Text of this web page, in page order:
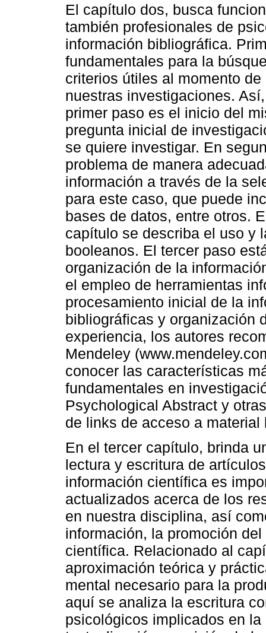
El capítulo dos, busca
también profesionales de
información bibliográfica.
fundamentales para la
criterios útiles al momento
nuestras investigaciones.
primer paso es el inicio del
pregunta inicial de
se quiere investigar. En
problema de manera
información a través de la
para este caso, que puede
bases de datos, entre otros.
capítulo se describa el uso y
booleanos. El tercer paso
organización de la
el empleo de herramientas
procesamiento inicial de la
bibliográficas y organización
experiencia, los autores
Mendeley
conocer las características
fundamentales en
Psychological Abstract y
de links de acceso a material
En el tercer capítulo, brinda
lectura y escritura de
información científica es
actualizados acerca de los
en nuestra disciplina, así
información, la promoción
científica. Relacionado al
aproximación teórica y
mental necesario para la
aquí se analiza la escritura
psicológicos implicados en